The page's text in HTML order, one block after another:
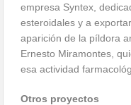
empresa Syntex,
esteroidales y a
aparición de la píldora
Ernesto Miramontes,
esa actividad
Otros proyectos